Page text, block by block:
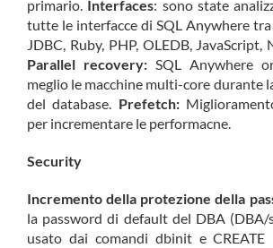
primario. Interfaces: sono state
tutte le interfacce di SQL Anywhere tra
JDBC, Ruby, PHP, OLEDB, JavaScript,
Parallel recovery: SQL Anywhere
meglio le macchine multi-core durante
del database. Prefetch:
per incrementare le performacne.
Security
Incremento della protezione della
la password di default del DBA (DBA/
usato dai comandi dbinit e CREATE